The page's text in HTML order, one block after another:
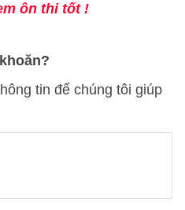
ôn thi tốt !
tin để chúng tôi giúp